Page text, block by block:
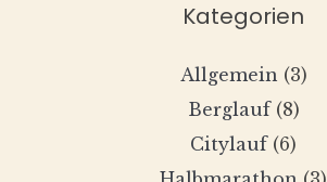
Kategorien
Allgemein (3)
Berglauf(8)
Citylauf(6)